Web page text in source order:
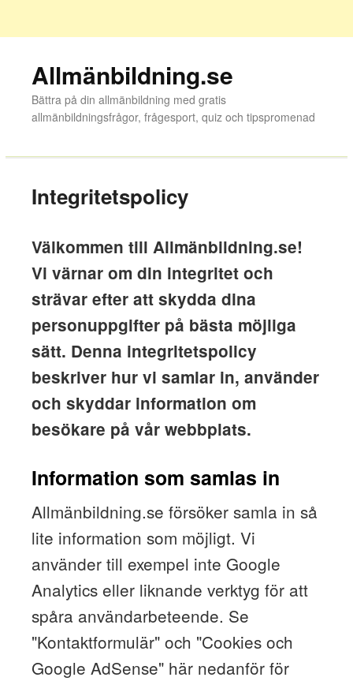
Allmänbildning.se
Bättra på din allmänbildning med gratis
allmänbildningsfrågor, frågesport, quiz och tipspromenad
Integritetspolicy
Välkommen till Allmänbildning.se!
Vi värnar om din integritet och
strävar efter att skydda dina
personuppgifter på bästa möjliga
sätt. Denna integritetspolicy
beskriver hur vi samlar in, använder
och skyddar information om
besökare på vår webbplats.
Information som samlas in
Allmänbildning.se försöker samla in så
lite information som möjligt. Vi
använder till exempel inte Google
Analytics eller liknande verktyg för att
spåra användarbeteende. Se
"Kontaktformulär" och "Cookies och
Google AdSense" här nedanför för